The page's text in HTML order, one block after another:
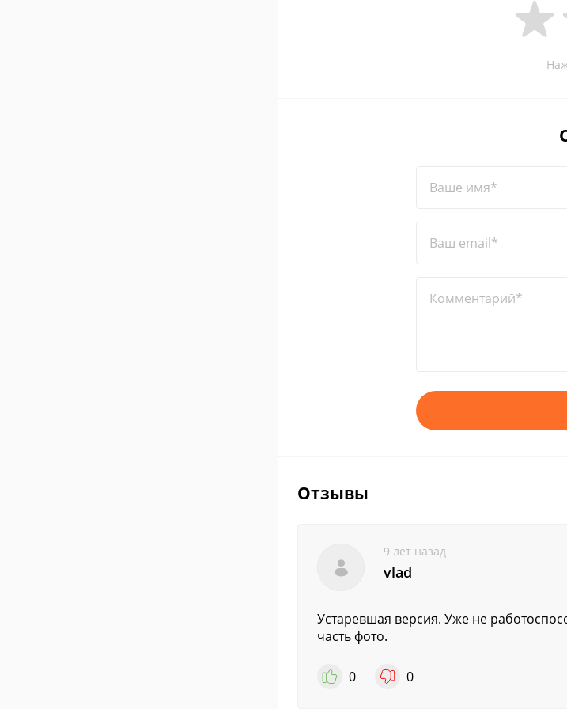
Ваше имя*
Ваш email*
Комментарий*
Отзывы
9 лет назад
vlad
Устаревшая версия. Уже не
часть фото.
0 0